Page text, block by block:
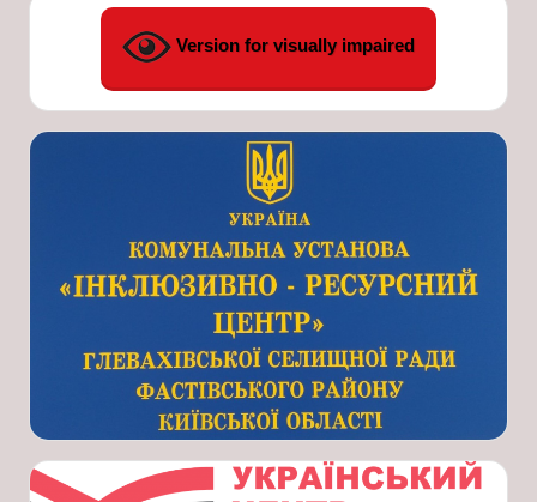
Version for visually impaired